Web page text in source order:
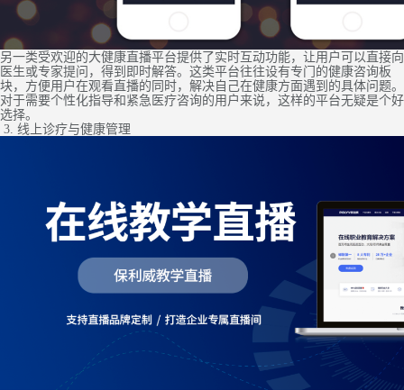
另一类受欢迎的大健康直播平台提供了实时互动功能，让用户可以直接向
医生或专家提问，得到即时解答。这类平台往往设有专门的健康咨询板
块，方便用户在观看直播的同时，解决自己在健康方面遇到的具体问题。
对于需要个性化指导和紧急医疗咨询的用户来说，这样的平台无疑是个好
选择。
3. 线上诊疗与健康管理